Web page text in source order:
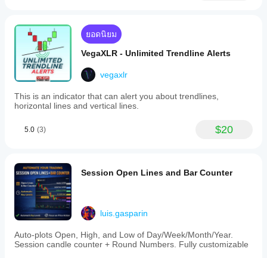
ยอดนิยม
VegaXLR - Unlimited Trendline Alerts
vegaxlr
This is an indicator that can alert you about trendlines,
horizontal lines and vertical lines.
5.0 (3) $20
Session Open Lines and Bar Counter
luis.gasparin
Auto-plots Open, High, and Low of Day/Week/Month/Year.
Session candle counter + Round Numbers. Fully customizable